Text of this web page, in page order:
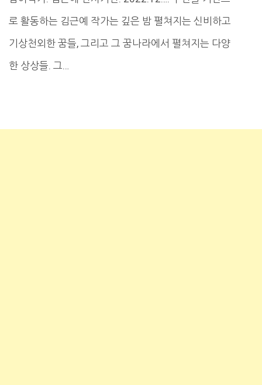
로 활동하는 김근예 작가는 깊은 밤 펼쳐지는 신비하고
기상천외한 꿈들, 그리고 그 꿈나라에서 펼쳐지는 다양
한 상상들. 그…